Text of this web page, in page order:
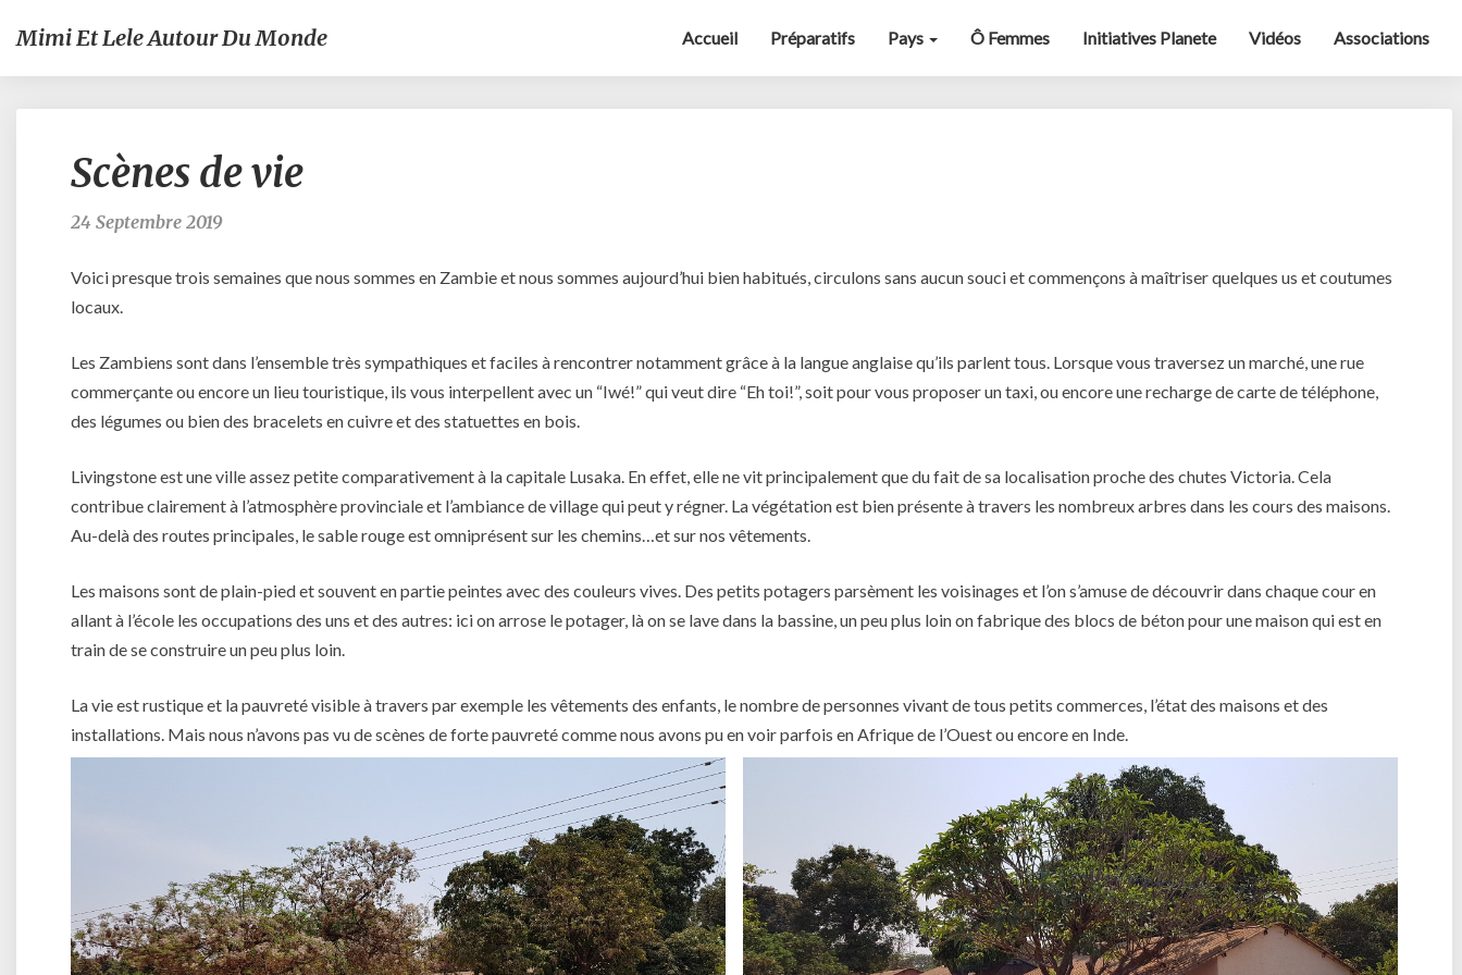
Mimi Et Lele Autour Du Monde Accueil Préparatifs Pays Ô Femmes Initiatives Planete Vidéos Associations
Scènes de vie
24 Septembre 2019
Voici presque trois semaines que nous sommes en Zambie et nous sommes aujourd’hui bien habitués, circulons sans aucun souci et commençons à maîtriser quelques us et coutumes
locaux.
Les Zambiens sont dans l’ensemble très sympathiques et faciles à rencontrer notamment grâce à la langue anglaise qu’ils parlent tous. Lorsque vous traversez un marché, une rue
commerçante ou encore un lieu touristique, ils vous interpellent avec un “Iwé!” qui veut dire “Eh toi!”, soit pour vous proposer un taxi, ou encore une recharge de carte de téléphone,
des légumes ou bien des bracelets en cuivre et des statuettes en bois.
Livingstone est une ville assez petite comparativement à la capitale Lusaka. En effet, elle ne vit principalement que du fait de sa localisation proche des chutes Victoria. Cela
contribue clairement à l’atmosphère provinciale et l’ambiance de village qui peut y régner. La végétation est bien présente à travers les nombreux arbres dans les cours des maisons.
Au-delà des routes principales, le sable rouge est omniprésent sur les chemins…et sur nos vêtements.
Les maisons sont de plain-pied et souvent en partie peintes avec des couleurs vives. Des petits potagers parsèment les voisinages et l’on s’amuse de découvrir dans chaque cour en
allant à l’école les occupations des uns et des autres: ici on arrose le potager, là on se lave dans la bassine, un peu plus loin on fabrique des blocs de béton pour une maison qui est en
train de se construire un peu plus loin.
La vie est rustique et la pauvreté visible à travers par exemple les vêtements des enfants, le nombre de personnes vivant de tous petits commerces, l’état des maisons et des
installations. Mais nous n’avons pas vu de scènes de forte pauvreté comme nous avons pu en voir parfois en Afrique de l’Ouest ou encore en Inde.